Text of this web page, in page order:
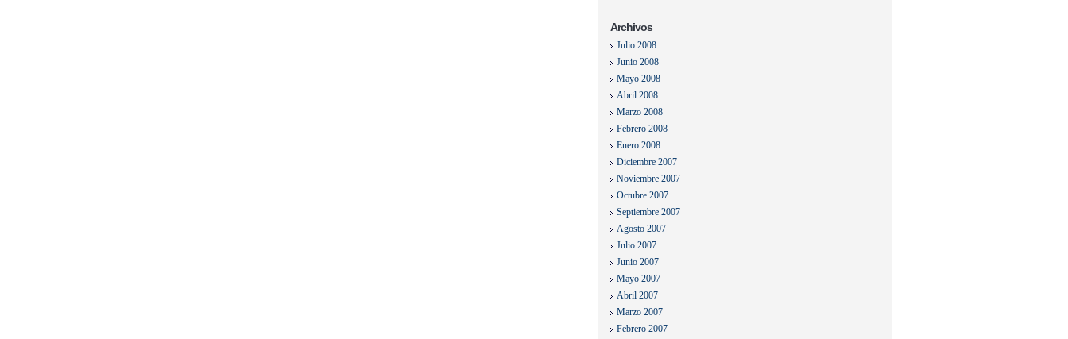
Archivos
Julio 2008
Junio 2008
Mayo 2008
Abril 2008
Marzo 2008
Febrero 2008
Enero 2008
Diciembre 2007
Noviembre 2007
Octubre 2007
Septiembre 2007
Agosto 2007
Julio 2007
Junio 2007
Mayo 2007
Abril 2007
Marzo 2007
Febrero 2007